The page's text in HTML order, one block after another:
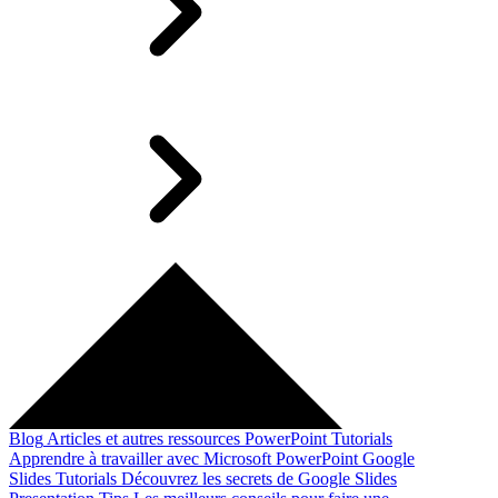
Blog Articles et autres ressources PowerPoint Tutorials
Apprendre à travailler avec Microsoft PowerPoint Google
Slides Tutorials Découvrez les secrets de Google Slides